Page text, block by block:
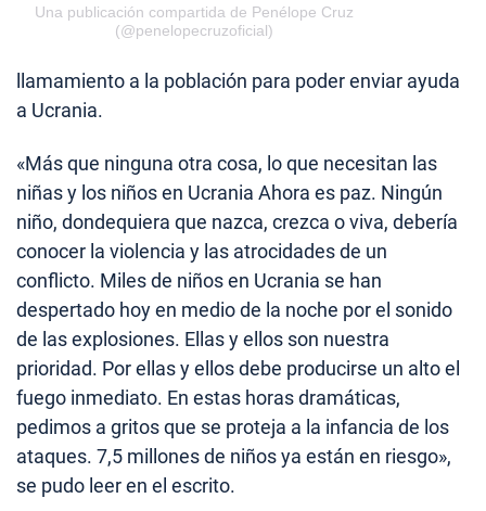
Una publicación compartida de Penélope Cruz
(@penelopecruzoficial)
llamamiento a la población para poder enviar ayuda
a Ucrania.
«Más que ninguna otra cosa, lo que necesitan las
niñas y los niños en Ucrania Ahora es paz. Ningún
niño, dondequiera que nazca, crezca o viva, debería
conocer la violencia y las atrocidades de un
conflicto. Miles de niños en Ucrania se han
despertado hoy en medio de la noche por el sonido
de las explosiones. Ellas y ellos son nuestra
prioridad. Por ellas y ellos debe producirse un alto el
fuego inmediato. En estas horas dramáticas,
pedimos a gritos que se proteja a la infancia de los
ataques. 7,5 millones de niños ya están en riesgo»,
se pudo leer en el escrito.